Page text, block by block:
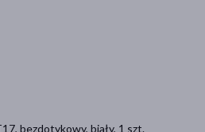
bezdotykowy, biały, 1 szt.